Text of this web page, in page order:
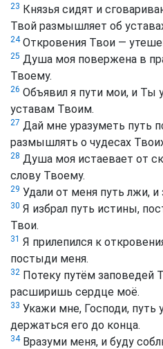
23 Князья сидят и
Твой размышляет об
24Откровения Твои —
25 Душа моя повержена в
Твоему.
26 Объявил я пути мои, и Ты
уставам Твоим.
27 Дай мне уразуметь путь
размышлять о чудесах
28 Душа моя истаевает от
слову Твоему.
29 Удали от меня путь лжи,
30 Я избрал путь истины,
Твои.
31 Я прилепился к
постыди меня.
32 Потеку путём заповедей
расширишь сердце моё.
33 Укажи мне, Господи, путь
держаться его до конца.
34Вразуми меня, и буду